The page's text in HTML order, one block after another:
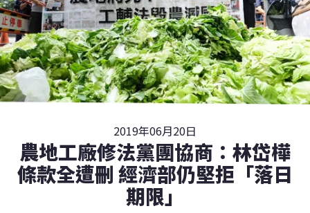
2019年06月20日
農地工廠修法黨團協商：林岱樺
條款全遭刪 經濟部仍堅拒「落日
期限」